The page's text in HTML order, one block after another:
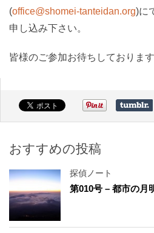
(office@shomei-tanteidan.org)に
申し込み下さい。
皆様のご参加お待ちしております
おすすめの投稿
探偵ノート
第010号 – 都市の月